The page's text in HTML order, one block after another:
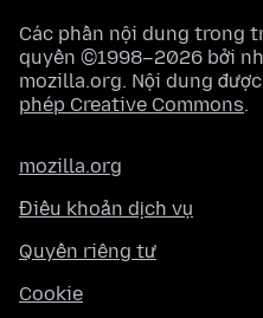
Các phần nội dung trong
quyền ©1998–2026 bởi
mozilla.org. Nội dung
phép Creative Commons.
mozilla.org
Điều khoản dịch vụ
Quyền riêng tư
Cookie